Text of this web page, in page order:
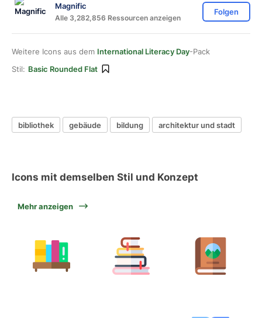
Magnific
Alle 3,282,856 Ressourcen anzeigen
Folgen
Weitere Icons aus dem International Literacy Day-Pack
Stil: Basic Rounded Flat
bibliothek gebäude bildung architektur und stadt
Icons mit demselben Stil und Konzept
Mehr anzeigen